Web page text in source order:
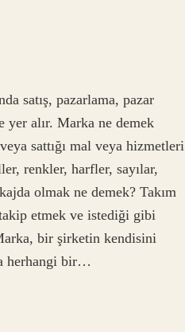
satış, pazarlama, pazar
yer alır. Marka ne demek
sattığı mal veya hizmetleri
renkler, harfler, sayılar,
olmak ne demek? Takım
etmek ve istediği gibi
bir şirketin kendisini
herhangi bir…